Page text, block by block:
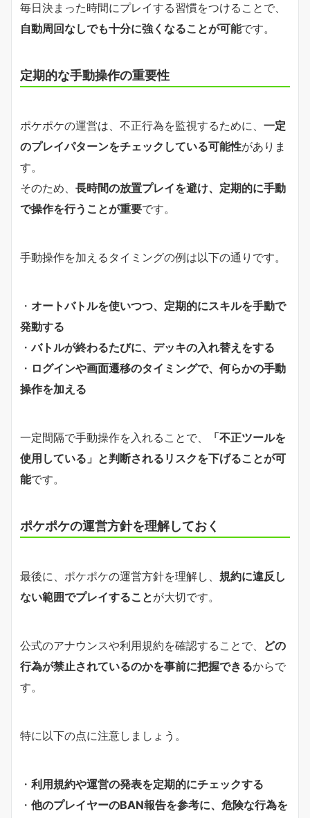
毎日決まった時間にプレイする習慣をつけることで、
自動周回なしでも十分に強くなることが可能です。
定期的な手動操作の重要性
ポケポケの運営は、不正行為を監視するために、 一定
のプレイパターンをチェックしている可能性がありま
す。
そのため、 長時間の放置プレイを避け、定期的に手動
で操作を行うことが重要です。
手動操作を加えるタイミングの例は以下の通りです。
・ オートバトルを使いつつ、定期的にスキルを手動で
発動する
・バトルが終わるたびに、デッキの入れ替えをする
・ ログインや画面遷移のタイミングで、何らかの手動
操作を加える
一定間隔で手動操作を入れることで、
「不正ツールを
使用している」と判断されるリスクを下げることが可
能です。
ポケポケの運営方針を理解しておく
最後に、ポケポケの運営方針を理解し、 規約に違反し
ない範囲でプレイすることが大切です。
公式のアナウンスや利用規約を確認することで、 どの
行為が禁止されているのかを事前に把握できるからで
す。
特に以下の点に注意しましょう。
・ 利用規約や運営の発表を定期的にチェックする
・ 他のプレイヤーのBAN報告を参考に、危険な行為を